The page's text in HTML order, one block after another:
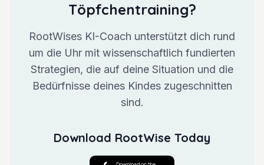
Töpfchentraining?
RootWises KI-Coach unterstützt dich rund
um die Uhr mit wissenschaftlich fundierten
Strategien, die auf deine Situation und die
Bedürfnisse deines Kindes zugeschnitten
sind.
Download RootWise Today